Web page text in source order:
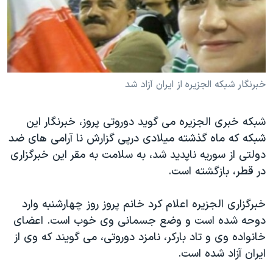
فرهنگ و زندگی
حقوق شهروندی
علم و فناوری
گالری عکس
آرشیو پخش زنده
مستندها
انتخابات ریاست جمهوری آمریکا ۲۰۲۴
حمله جمهوری اسلامی به اسرائیل
رمز مهسا
اعتراضات زن، زندگی، آزادی
مجموعه مستندهای دادخواهی
تریبونال مردمی آبان ۹۸
چهل سال گروگان‌گیری
قانون شفافیت دارائی کادر رهبری ایران
اعتراضات مردمی آبان ۹۸
دنبال کنید
زبانهای مختلف
خبرنگار شبکه الجزیره از ایران آزاد شد
شبکه خبری الجزیره می گويد دوروتی پروز، خبرنگار این
شبکه که ماه گذشته میلادی درپی گزارش نا آرامی های ضد
دولتی از سوریه ناپدید شد، به سلامت به مقر اين خبرگزاری
در قطر، بازگشته است.
خبرگزاری الجزيره اعلام کرد خانم پروز روز چهارشنبه وارد
دوحه شده است و وضع جسمانی وی خوب است. اعضای
خانواده وی و تاد بارکر، نامزد دوروتی، می گويند که وی از
ايران آزاد شده است.